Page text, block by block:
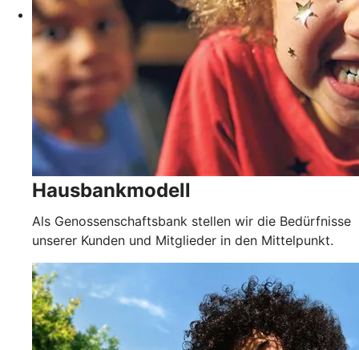
Hausbankmodell
Als Genossenschaftsbank stellen wir die Bedürfnisse
unserer Kunden und Mitglieder in den Mittelpunkt.